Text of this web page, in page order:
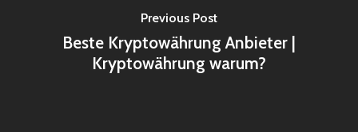
Previous Post
Beste Kryptowährung Anbieter |
Kryptowährung warum?